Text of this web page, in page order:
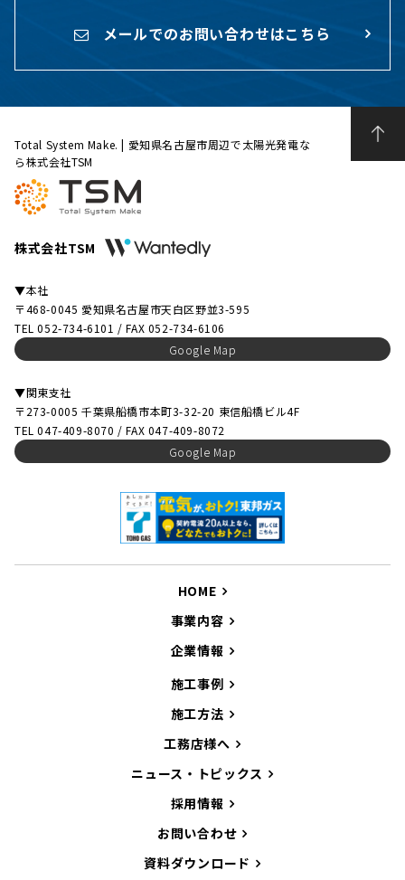
メールでのお問い合わせはこちら
Total System Make. | 愛知県名古屋市周辺で太陽光発電な
ら株式会社TSM
株式会社TSM
▼本社
〒468-0045 愛知県名古屋市天白区野並3-595
TEL 052-734-6101 / FAX 052-734-6106
Google Map
▼関東支社
〒273-0005 千葉県船橋市本町3-32-20 東信船橋ビル4F
TEL 047-409-8070 / FAX 047-409-8072
Google Map
HOME
事業内容
企業情報
施工事例
施工方法
工務店様へ
ニュース・トピックス
採用情報
お問い合わせ
資料ダウンロード